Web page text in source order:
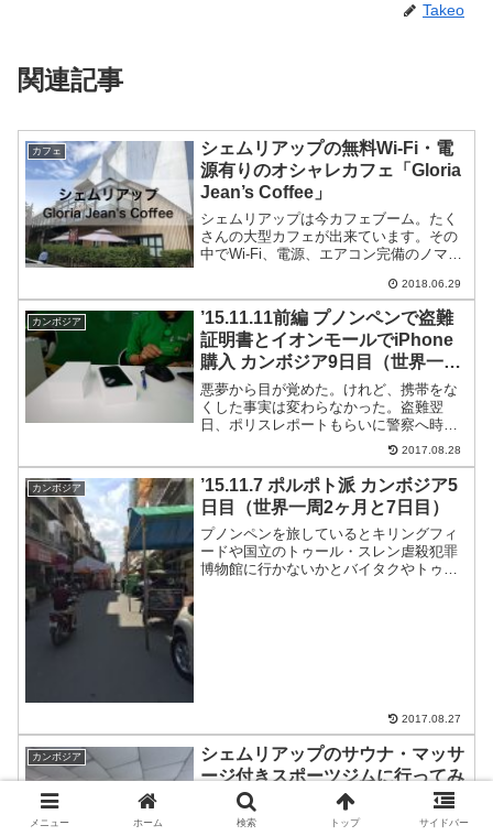
Takeo
関連記事
カフェ
シェムリアップの無料Wi-Fi・電
源有りのオシャレカフェ「Gloria
Jean’s Coffee」
シェムリアップは今カフェブーム。たく
さんの大型カフェが出来ています。その
中でWi-Fi、電源、エアコン完備のノマド
「Gloria Jean's Coffee」はシェムリアッ
プでもお洒落なカフェです。オース...
2018.06.29
カンボジア
’15.11.11前編 プノンペンで盗難
証明書とイオンモールでiPhone
購入 カンボジア9日目（世界一周
2ヶ月と11日目）
悪夢から目が覚めた。けれど、携帯をな
くした事実は変わらなかった。盗難翌
日、ポリスレポートもらいに警察へ時計
を持ってきていないので何時わからな
い。PCを開いて時間を確認。シャワーを
浴びて、昨日手配してあったトゥクトゥ
クで警察に行くことに。警察...
2017.08.28
カンボジア
’15.11.7 ポルポト派 カンボジア5
日目（世界一周2ヶ月と7日目）
プノンペンを旅しているとキリングフィ
ードや国立のトゥール・スレン虐殺犯罪
博物館に行かないかとバイタクやトゥク
2017.08.27
カンボジア
シェムリアップのサウナ・マッサ
ージ付きスポーツジムに行ってみ
シェムリアップで運動不足になっている
メニュー ホーム 検索 トップ サイドバー